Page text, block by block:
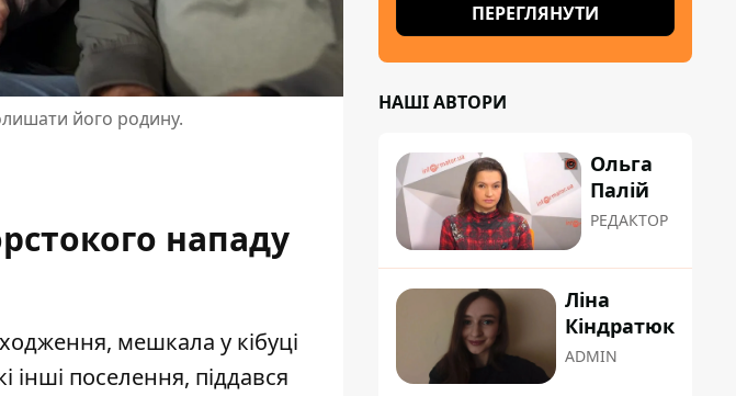
його родину.
нападу
мешкала у кібуці
інші поселення, піддався
ПЕРЕГЛЯНУТИ
НАШІ АВТОРИ
Ольга
Палій
РЕДАКТОР
Ліна
Кіндратюк
ADMIN